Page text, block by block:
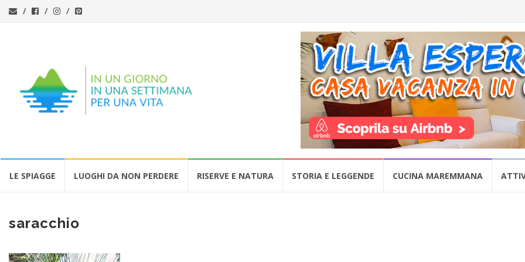
LE SPIAGGE LUOGHI DA NON PERDERE RISERVE E NATURA STORIA E LEGGENDE CUCINA MAREMMANA
saracchio